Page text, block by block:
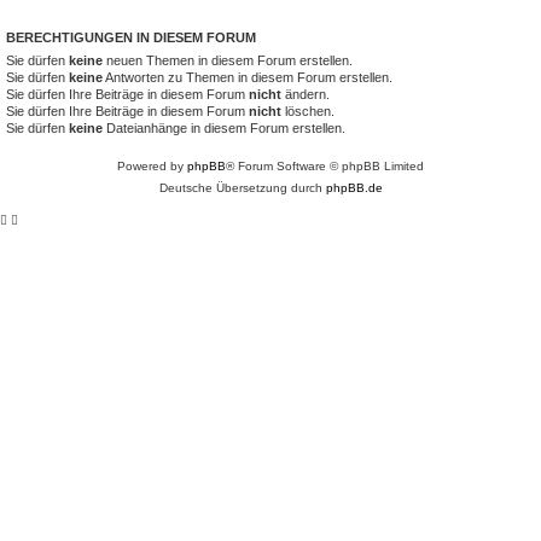
BERECHTIGUNGEN IN DIESEM FORUM
Sie dürfen keine neuen Themen in diesem Forum erstellen.
Sie dürfen keineAntworten zu Themen in diesem Forum erstellen.
Sie dürfen Ihre Beiträge in diesem Forum nicht ändern.
Sie dürfen Ihre Beiträge in diesem Forum nicht löschen.
Sie dürfen keine Dateianhänge in diesem Forum erstellen.
Powered by phpBB® Forum Software © phpBB Limited
Deutsche Übersetzung durch phpBB.de